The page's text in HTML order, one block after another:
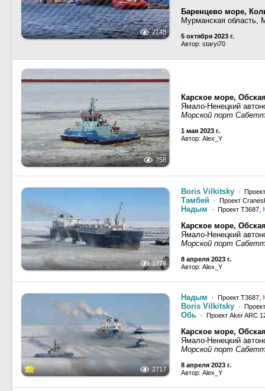
2148
Баренцево море,
Мурманская область,
5 октября 2023 г.
Автор: staryi70
758
Карское море,
Ямало-Ненецкий
Морской порт
1 мая 2023 г.
Автор: Alex_Y
1775
Boris Vilkitsky ·
Тамбей · Проект
Надым · Проект Т3687,
Карское море,
Ямало-Ненецкий
Морской порт
8 апреля 2023 г.
Автор: Alex_Y
2717
Надым · Проект Т3687,
Boris Vilkitsky ·
Обь · Проект Aker ARC
Карское море,
Ямало-Ненецкий
Морской порт
8 апреля 2023 г.
Автор: Alex_Y